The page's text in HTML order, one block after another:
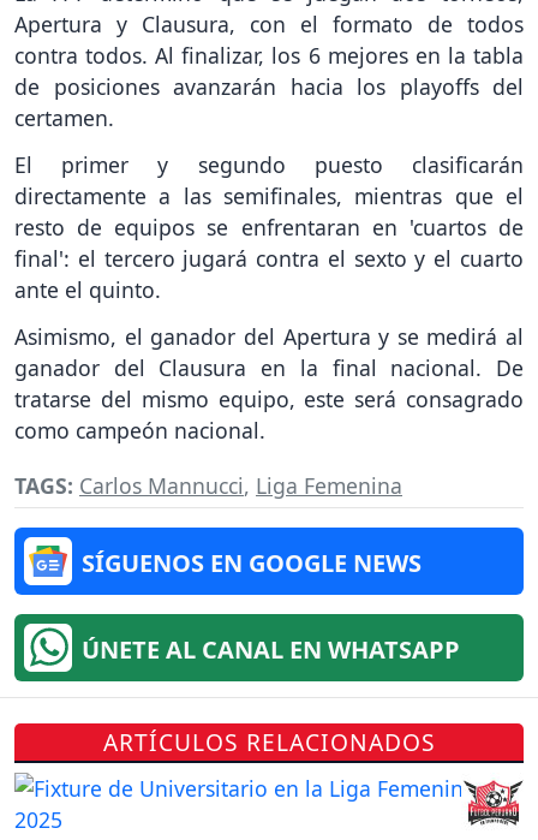
Apertura y Clausura, con el formato de todos
contra todos. Al finalizar, los 6 mejores en la tabla
de posiciones avanzarán hacia los playoffs del
certamen.
El primer y segundo puesto clasificarán
directamente a las semifinales, mientras que el
resto de equipos se enfrentaran en 'cuartos de
final': el tercero jugará contra el sexto y el cuarto
ante el quinto.
Asimismo, el ganador del Apertura y se medirá al
ganador del Clausura en la final nacional. De
tratarse del mismo equipo, este será consagrado
como campeón nacional.
TAGS: Carlos Mannucci, Liga Femenina
SÍGUENOS EN GOOGLE NEWS
ÚNETE AL CANAL EN WHATSAPP
ARTÍCULOS RELACIONADOS